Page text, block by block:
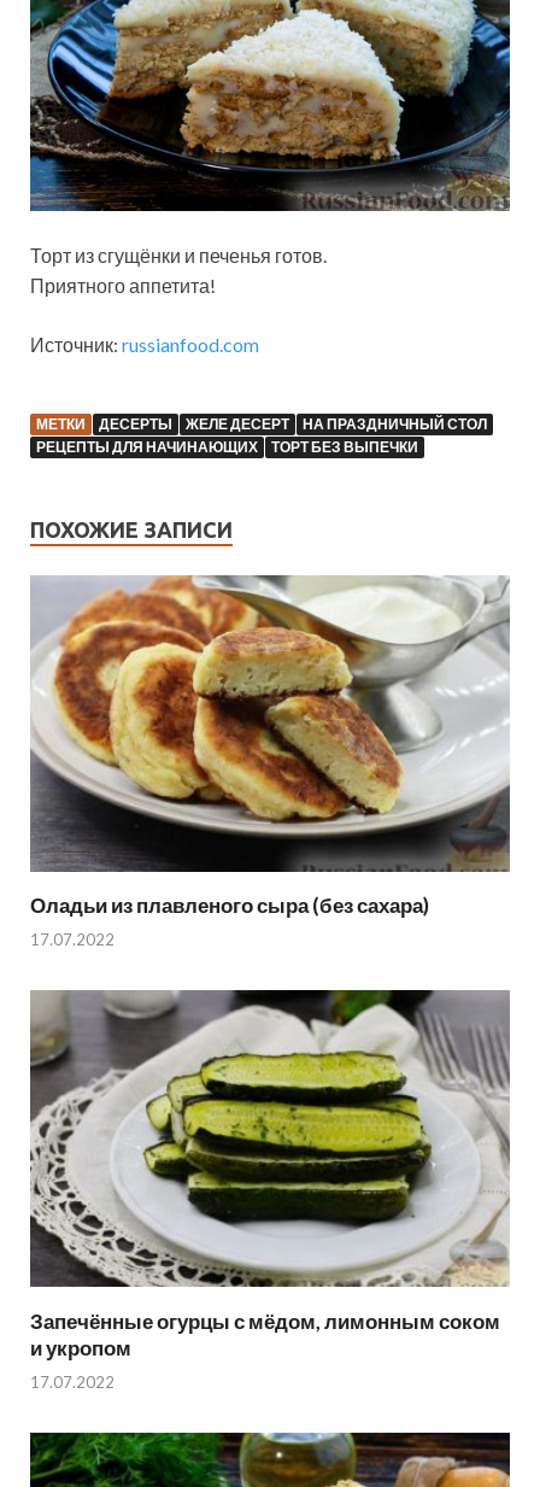
Торт из сгущёнки и печенья готов.
Приятного аппетита!
Источник: russianfood.com
МЕТКИ ДЕСЕРТЫ ЖЕЛЕ ДЕСЕРТ
НА ПРАЗДНИЧНЫЙ СТОЛ
РЕЦЕПТЫ ДЛЯ НАЧИНАЮЩИХ
ТОРТ БЕЗ ВЫПЕЧКИ
ПОХОЖИЕ ЗАПИСИ
Оладьи из плавленого сыра (без сахара)
17.07.2022
Запечённые огурцы с мёдом, лимонным соком
и укропом
17.07.2022